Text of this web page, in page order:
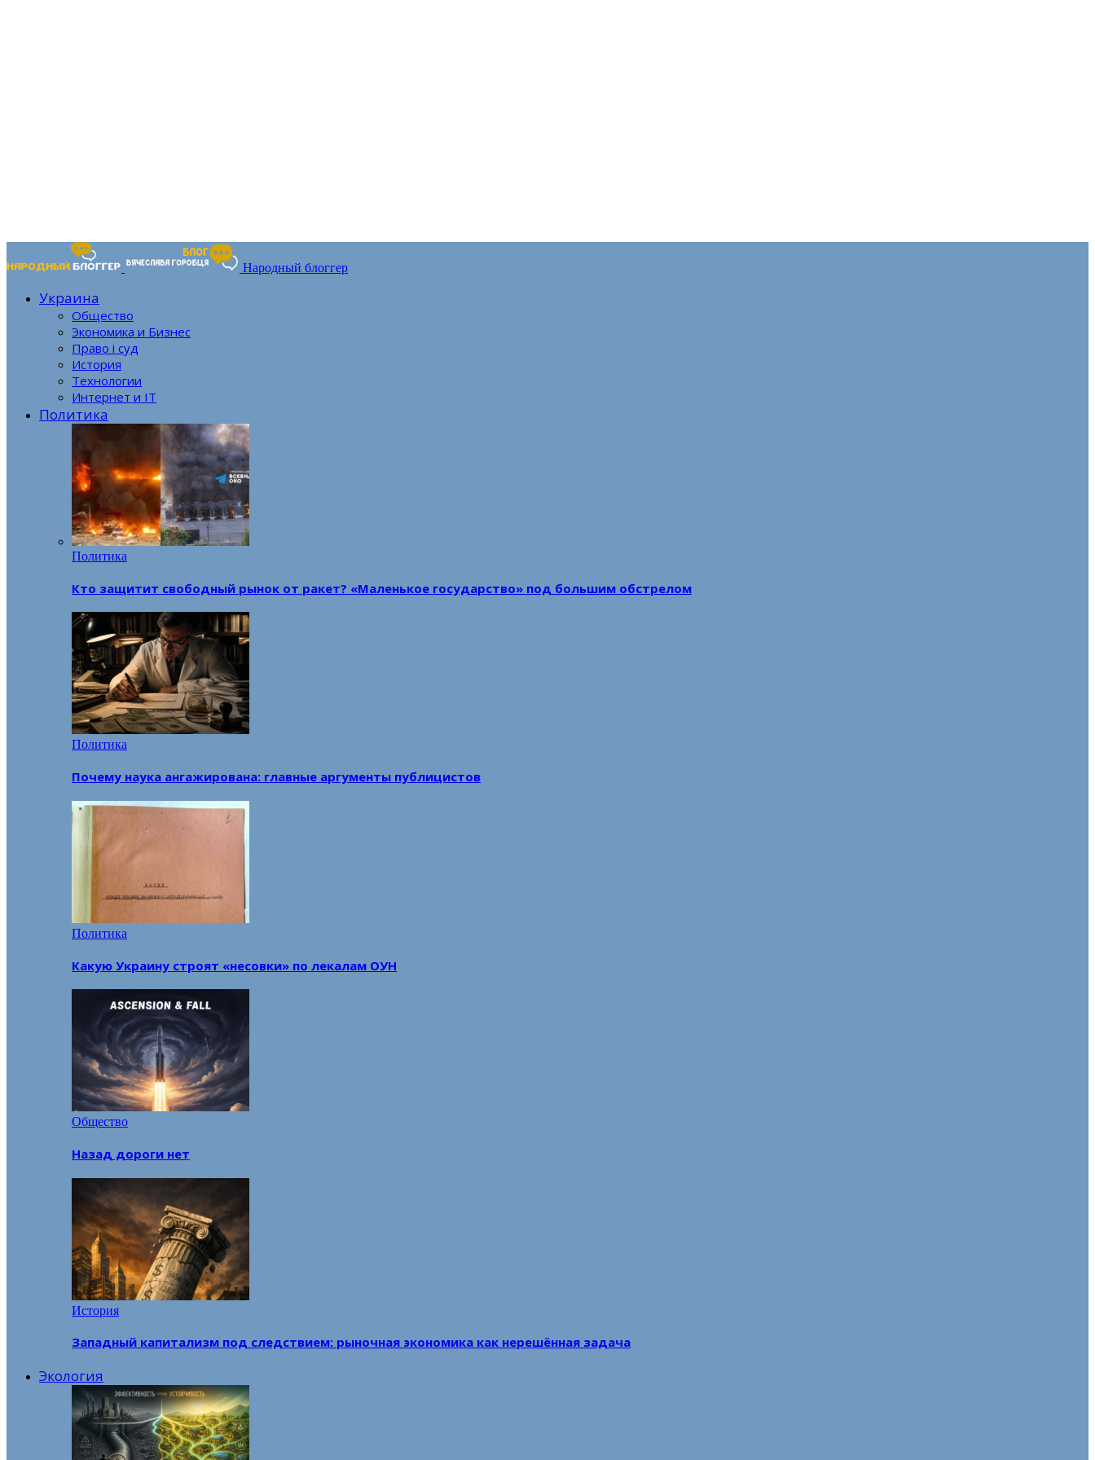
Народный блоггер
Украина
Общество
Экономика и Бизнес
Право і суд
История
Технологии
Интернет и IT
Политика
Политика
Кто защитит свободный рынок от ракет? «Маленькое государство» под большим обстрелом
Политика
Почему наука ангажирована: главные аргументы публицистов
Политика
Какую Украину строят «несовки» по лекалам ОУН
Общество
Назад дороги нет
История
Западный капитализм под следствием: рыночная экономика как нерешённая задача
Экология